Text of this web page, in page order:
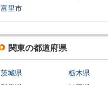
富里市
関東の都道府県
茨城県
栃木県